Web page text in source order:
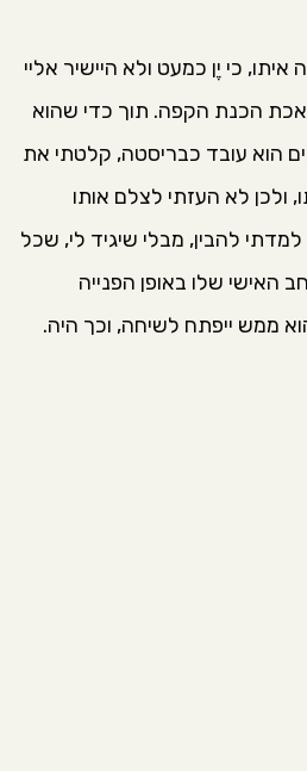
כי יֶן כמעט ולא היישיר אליי
הכנת הקפה. תוך כדי שהוא
הוא עובד כבריסטה, קלטתי את
ולכן לא העזתי לצלם אותו
להבין, מבלי שיגיד לי, שכל
האישי שלו באופן הפנייה
ממש ייפתח לשיחה, וכך היה.